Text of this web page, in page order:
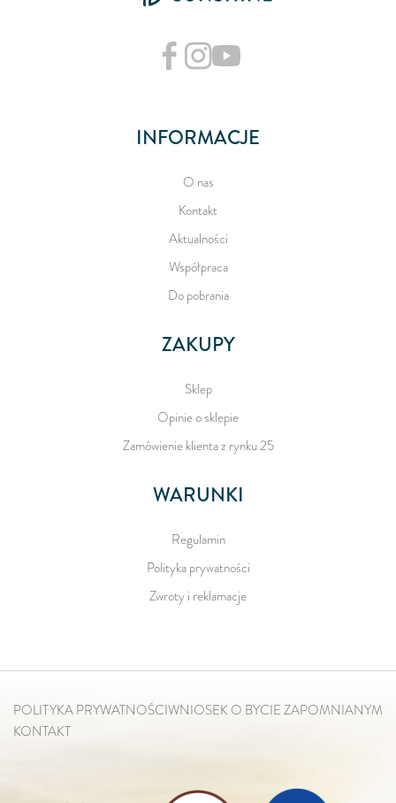
INFORMACJE
O nas
Kontakt
Aktualności
Współpraca
Do pobrania
ZAKUPY
Sklep
Opinie o sklepie
Zamówienie klienta z rynku 25
WARUNKI
Regulamin
Polityka prywatności
Zwroty i reklamacje
POLITYKA PRYWATNOŚCIWNIOSEK O BYCIE ZAPOMNIANYM
KONTAKT